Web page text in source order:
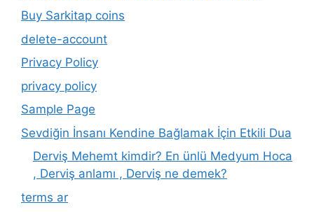
Buy Sarkitap coins
delete-account
Privacy Policy
privacy policy
Sample Page
Sevdiğin İnsanı Kendine Bağlamak İçin Etkili Dua
Derviş Mehemt kimdir? En ünlü Medyum Hoca
, Derviş anlamı , Derviş ne demek?
terms ar